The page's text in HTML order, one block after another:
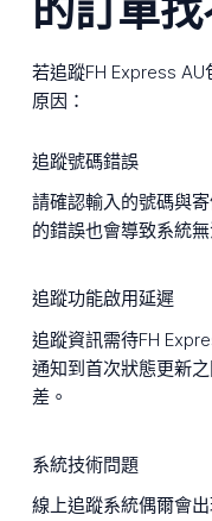
若追蹤FH Express
原因：
追蹤號碼錯誤
請確認輸入的號碼與
的錯誤也會導致系統
追蹤功能啟用延遲
追蹤資訊需待FH
通知到首次狀態更新
差。
系統技術問題
線上追蹤系統偶爾會